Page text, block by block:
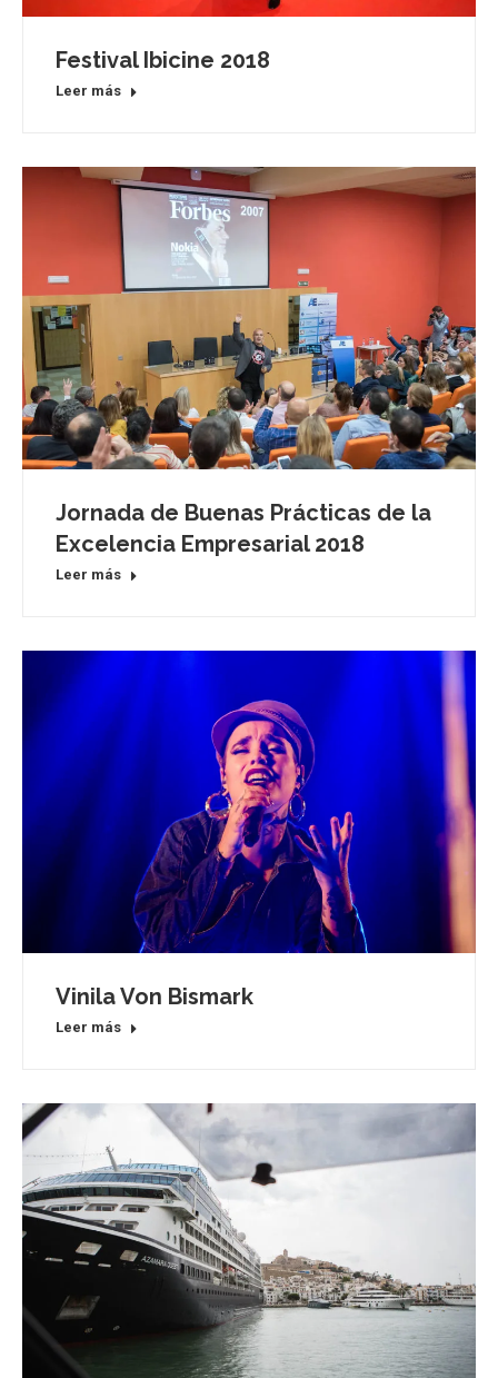
Festival Ibicine 2018
Leer más
Jornada de Buenas Prácticas de la
Excelencia Empresarial 2018
Leer más
Vinila Von Bismark
Leer más